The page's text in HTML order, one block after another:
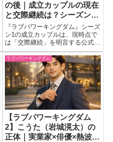
の後｜成立カップルの現在
と交際継続は？シーズン2
の放送日も
『ラブパワーキングダム』シーズ
ン1の成立カップルは、現時点で
は「交際継続」を明言する公式発
表がほぼありません。ただ、
SNSの投稿から見えるヒントは
あります。さらにシーズン2は
2026年2月11日スタート。放送日
程と参加メンバーもまとめま
す。...
ラブパワーキングダム
【ラブパワーキングダム
2】こうた（岩城滉太）の
正体｜実業家×俳優×熱波師